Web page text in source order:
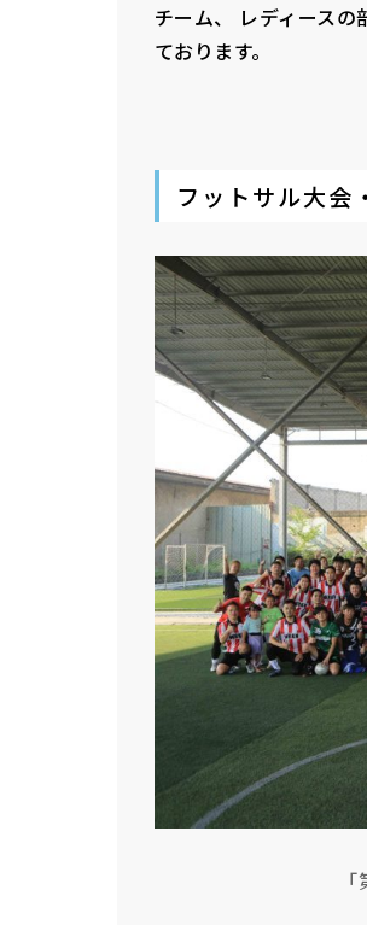
チーム、 レディース
ております。
フットサル大会